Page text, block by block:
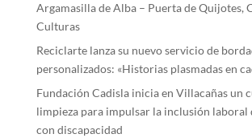
Argamasilla de Alba – Puerta de Quijotes,
Culturas
Reciclarte lanza su nuevo servicio de
personalizados: «Historias plasmadas en
Fundación Cadisla inicia en Villacañas un
limpieza para impulsar la inclusión laboral
con discapacidad